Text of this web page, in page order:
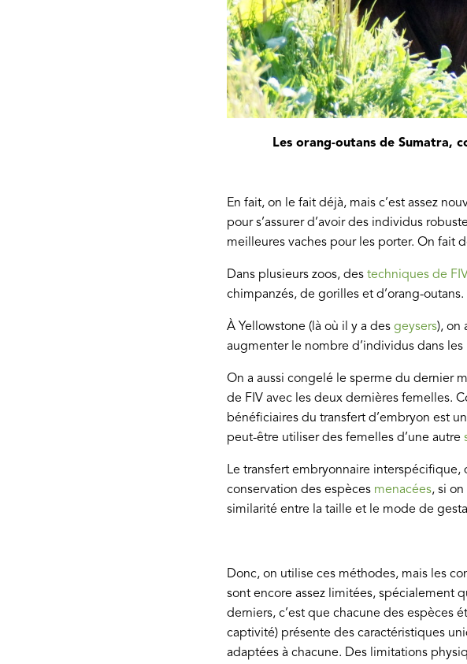
Les orang-outans de Sumatra,
En fait, on le fait déjà, mais c’est assez
pour s’assurer d’avoir des individus
meilleures vaches pour les porter. On fait
Dans plusieurs zoos, des techniques de FIV
chimpanzés, de gorilles et d’orang-outans.
À Yellowstone (là où il y a des geysers), on
augmenter le nombre d’individus dans les
On a aussi congelé le sperme du dernier
de FIV avec les deux dernières femelles.
bénéficiaires du transfert d’embryon est
peut-être utiliser des femelles d’une autre
Le transfert embryonnaire
conservation des espèces menacées, si
similarité entre la taille et le mode de
Donc, on utilise ces méthodes, mais les
sont encore assez limitées, spécialement
derniers, c’est que chacune des espèces
captivité) présente des caractéristiques
adaptées à chacune. Des limitations